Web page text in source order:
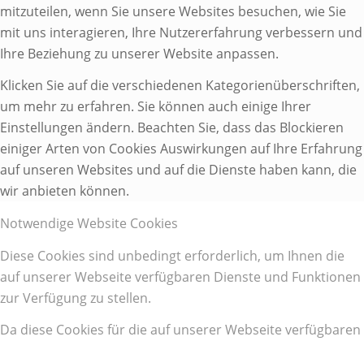
mitzuteilen, wenn Sie unsere Websites besuchen, wie Sie
mit uns interagieren, Ihre Nutzererfahrung verbessern und
Ihre Beziehung zu unserer Website anpassen.
Klicken Sie auf die verschiedenen Kategorienüberschriften,
um mehr zu erfahren. Sie können auch einige Ihrer
Einstellungen ändern. Beachten Sie, dass das Blockieren
einiger Arten von Cookies Auswirkungen auf Ihre Erfahrung
auf unseren Websites und auf die Dienste haben kann, die
wir anbieten können.
Notwendige Website Cookies
Diese Cookies sind unbedingt erforderlich, um Ihnen die
auf unserer Webseite verfügbaren Dienste und Funktionen
zur Verfügung zu stellen.
Da diese Cookies für die auf unserer Webseite verfügbaren